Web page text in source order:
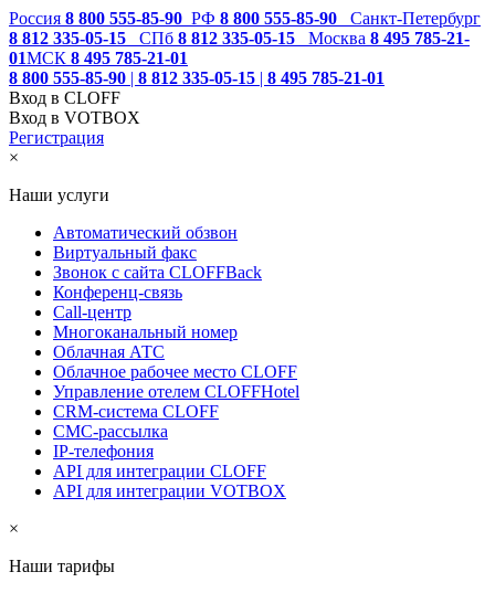
Россия 8 800 555-85-90 РФ 8 800 555-85-90
Санкт-Петербург
8 812 335-05-15
СПб 8 812 335-05-15 Москва 8 495 785-21-
01МСК 8 495 785-21-01
8 800 555-85-90 | 8 812 335-05-15 | 8 495 785-21-01
Вход в CLOFF
Вход в VOTBOX
Регистрация
×
Наши услуги
Автоматический обзвон
Виртуальный факс
Звонок с сайта CLOFFBack
Конференц-связь
Call-центр
Многоканальный номер
Облачная АТС
Облачное рабочее место CLOFF
Управление отелем CLOFFHotel
CRM-система CLOFF
СМС-рассылка
IP-телефония
API для интеграции CLOFF
API для интеграции VOTBOX
×
Наши тарифы